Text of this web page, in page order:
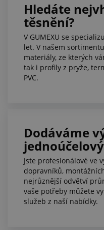
Hledáte
těsnění?
V GUMEXU se
let. V našem
materiály, ze kterých
tak i profily z pryže,
PVC.
Dodáváme
Jste profesionálové ve
dopravníků,
nejrůznější odvětví
vaše potřeby můžete
služeb z naší nabídky.